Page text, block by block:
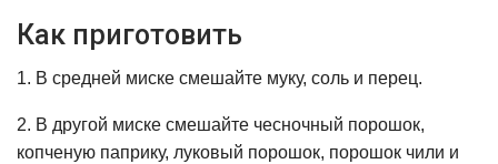
Как приготовить
1. В средней миске смешайте муку, соль и перец.
2. В другой миске смешайте чесночный порошок,
копченую паприку, луковый порошок, порошок чили и